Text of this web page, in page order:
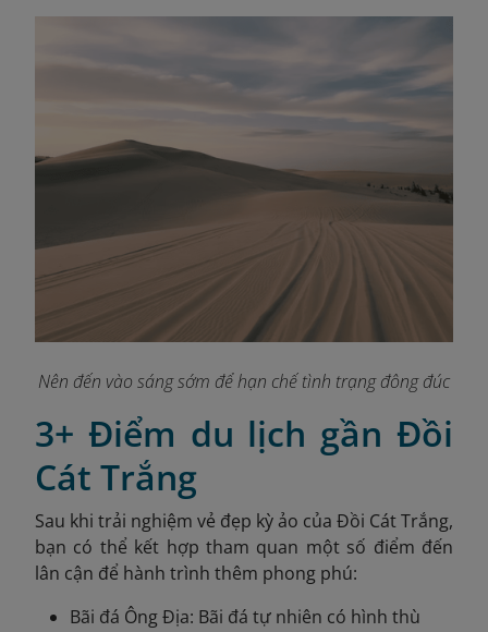
Nên đến vào sáng sớm để hạn chế tình trạng đông đúc
3+ Điểm du lịch gần Đồi
Cát Trắng
Sau khi trải nghiệm vẻ đẹp kỳ ảo của Đồi Cát Trắng,
bạn có thể kết hợp tham quan một số điểm đến
lân cận để hành trình thêm phong phú:
Bãi đá Ông Địa: Bãi đá tự nhiên có hình thù